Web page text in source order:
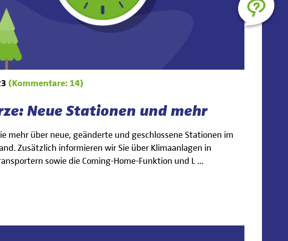
(Kommentare: 14)
Neue Stationen und mehr
mehr über neue, geänderte und geschlossene Stationen im
Zusätzlich informieren wir Sie über Klimaanlagen in
sowie die Coming-Home-Funktion und L ...